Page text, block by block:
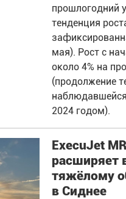
прошлогодний
тенденция
мая). Рост с
около 4% на
(продолжение
2024 годом).
ExecuJet
расширяет
тяжёлому
в Сиднее